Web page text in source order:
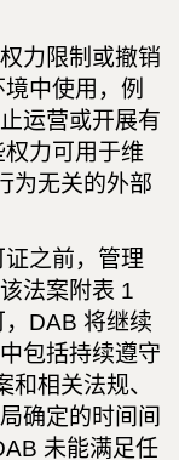
力限制或撤销
中使用，例
运营或开展有
权力可用于维
为无关的外部
之前，管理
法案附表 1
DAB 将继续
包括持续遵守
相关法规、
确定的时间间
未能满足任